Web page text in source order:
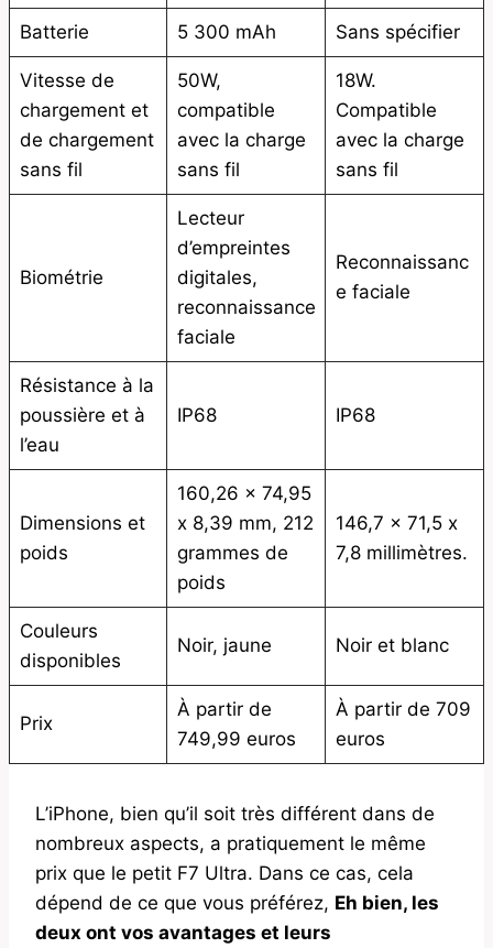
Batterie 5 300 mAh Sans spécifier
Vitesse de
chargement et
de chargement
sans fil
50W,
compatible
avec la charge
sans fil
18W.
Compatible
avec la charge
sans fil
Biométrie
Lecteur
d’empreintes
digitales,
reconnaissance
faciale
Reconnaissanc
e faciale
Résistance à la
poussière et à
l’eau
IP68 IP68
Dimensions et
poids
160,26 x 74,95
x 8,39 mm, 212
grammes de
poids
146,7 x 71,5 x
7,8 millimètres.
Couleurs
disponibles
Noir, jaune Noir et blanc
Prix
À partir de
749,99 euros
À partir de 709
euros
L’iPhone, bien qu’il soit très différent dans de
nombreux aspects, a pratiquement le même
prix que le petit F7 Ultra. Dans ce cas, cela
dépend de ce que vous préférez, Eh bien, les
deux ont vos avantages et leurs